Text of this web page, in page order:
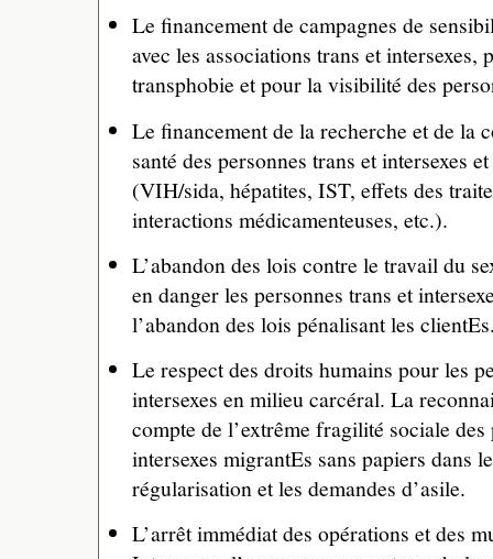
Le financement de campagnes de
avec les associations trans et intersexes,
transphobie et pour la visibilité des
Le financement de la recherche et de la
santé des personnes trans et intersexes
(VIH/sida, hépatites, IST, effets des
interactions médicamenteuses, etc.).
L’abandon des lois contre le travail du
en danger les personnes trans et
l’abandon des lois pénalisant les
Le respect des droits humains pour les
intersexes en milieu carcéral. La
compte de l’extrême fragilité sociale des
intersexes migrantEs sans papiers dans
régularisation et les demandes d’asile.
L’arrêt immédiat des opérations et des